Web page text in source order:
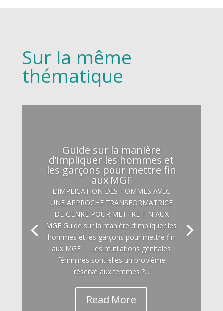
Sur la même
thématique
Guide sur la manière
d’impliquer les hommes et
les garçons pour mettre fin
aux MGF
L’IMPLICATION DES HOMMES AVEC
UNE APPROCHE TRANSFORMATRICE
DE GENRE POUR METTRE FIN AUX
MGF Guide sur la manière d’impliquer les
hommes et les garçons pour mettre fin
aux MGF Les mutilations génitales
féminines sont-elles un problème
réservé aux femmes ?...
Read More